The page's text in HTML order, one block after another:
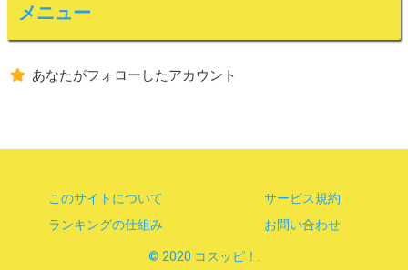
メニュー
あなたがフォローしたアカウント
このサイトについて
サービス規約
ランキングの仕組み
お問い合わせ
© 2020 コスッピ！.